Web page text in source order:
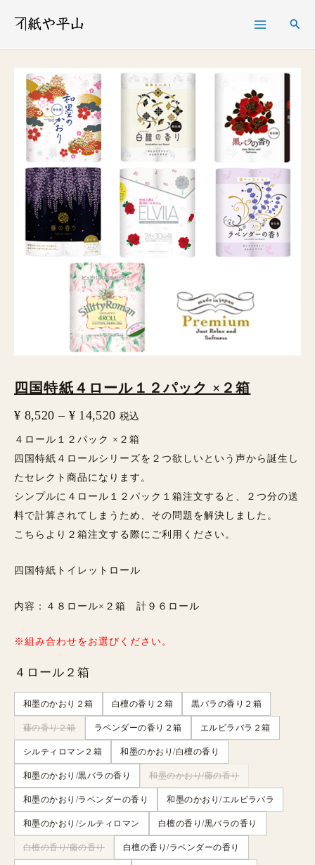
検
四国特紙４ロール１２パック ×２箱
¥ 8,520 – ¥14,520
¥ 8,520
–
¥ 14,520
税込
４ロール１２パック ×２箱
四国特紙４ロールシリーズを２つ欲しいという声から誕生し
たセレクト商品になります。
シンプルに４ロール１２パック１箱注文すると、２つ分の送
料で計算されてしまうため、その問題を解決しました。
こちらより２箱注文する際にご利用ください。
四国特紙トイレットロール
内容：４８ロール×２箱 計９６ロール
※組み合わせをお選びください。
４ロール２箱
和墨のかおり２箱 白檀の香り２箱 黒バラの香り２箱
藤の香り２箱 ラベンダーの香り２箱 エルビラバラ２箱
シルティロマン２箱 和墨のかおり/白檀の香り
和墨のかおり/黒バラの香り 和墨のかおり/藤の香り
和墨のかおり/ラベンダーの香り 和墨のかおり/エルビラバラ
和墨のかおり/シルティロマン 白檀の香り/黒バラの香り
白檀の香り/藤の香り 白檀の香り/ラベンダーの香り
４
ロ
×
２
箱
個